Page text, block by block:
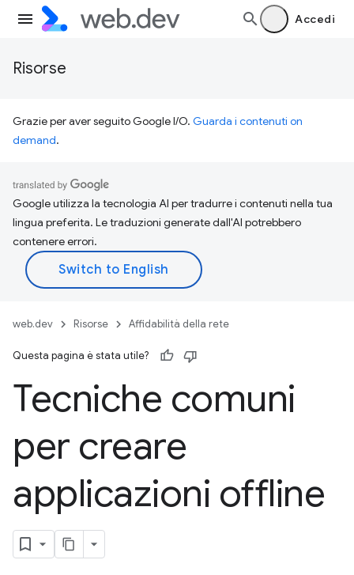
Accedi
Risorse
Grazie per aver seguito Google I/O. Guarda i contenuti on
demand.
Google utilizza la tecnologia AI per tradurre i contenuti nella tua
lingua preferita. Le traduzioni generate dall'AI potrebbero
contenere errori.
web.dev Risorse Affidabilità della rete
Questa pagina è stata utile?
Tecniche comuni
per creare
applicazioni offline